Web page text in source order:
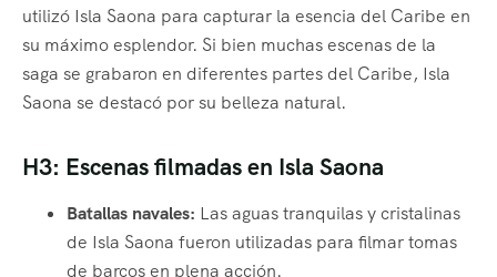
utilizó Isla Saona para capturar la esencia del Caribe en
su máximo esplendor. Si bien muchas escenas de la
saga se grabaron en diferentes partes del Caribe, Isla
Saona se destacó por su belleza natural.
H3: Escenas filmadas en Isla Saona
Batallas navales: Las aguas tranquilas y cristalinas
de Isla Saona fueron utilizadas para filmar tomas
de barcos en plena acción.